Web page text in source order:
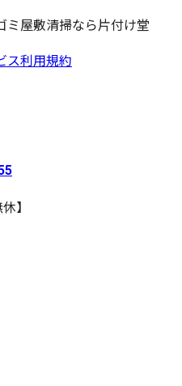
ミ屋敷清掃なら片付け堂
ス利用規約
】